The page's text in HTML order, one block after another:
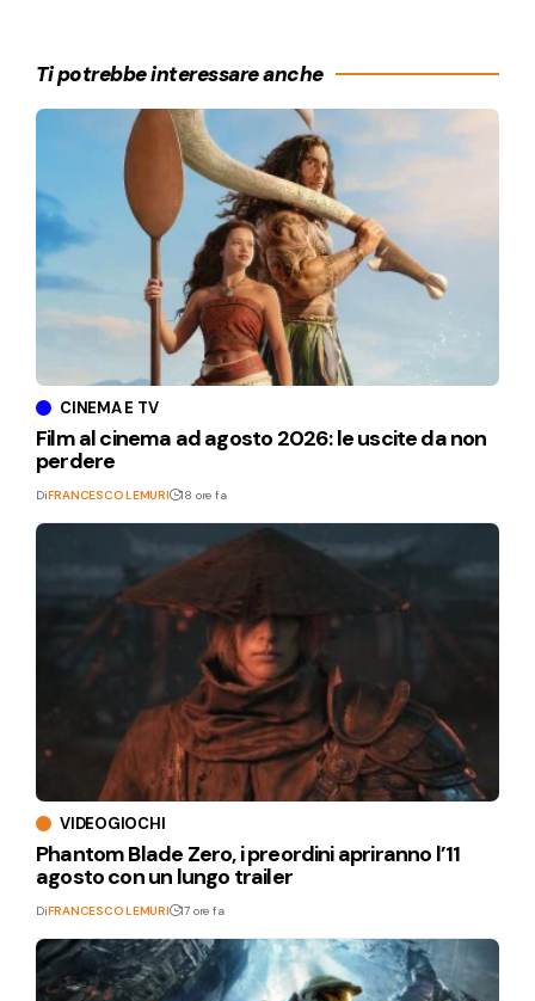
Ti potrebbe interessare anche
CINEMA E TV
Film al cinema ad agosto 2026: le uscite da non
perdere
DiFRANCESCO LEMURI 18 ore fa
VIDEOGIOCHI
Phantom Blade Zero, i preordini apriranno l’11
agosto con un lungo trailer
DiFRANCESCO LEMURI 17 ore fa